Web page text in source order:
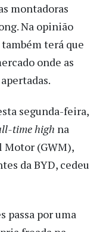
montadoras
Na opinião
terá que
onde as
segunda-feira,
time high na
Motor (GWM),
da BYD, cedeu
passa por uma